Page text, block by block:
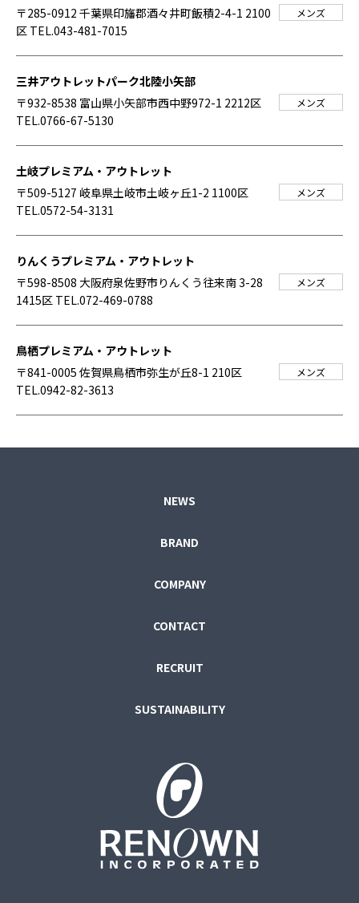
〒285-0912 千葉県印旛郡酒々井町飯積2-4-1 2100
区 TEL.043-481-7015
メンズ
三井アウトレットパーク北陸小矢部
〒932-8538 富山県小矢部市西中野972-1 2212区
TEL.0766-67-5130
メンズ
土岐プレミアム・アウトレット
〒509-5127 岐阜県土岐市土岐ヶ丘1-2 1100区
TEL.0572-54-3131
メンズ
りんくうプレミアム・アウトレット
〒598-8508 大阪府泉佐野市りんくう往来南 3-28
1415区 TEL.072-469-0788
メンズ
鳥栖プレミアム・アウトレット
〒841-0005 佐賀県鳥栖市弥生が丘8-1 210区
TEL.0942-82-3613
メンズ
NEWS
BRAND
COMPANY
CONTACT
RECRUIT
SUSTAINABILITY